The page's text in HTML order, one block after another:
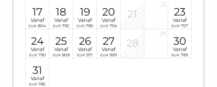
17
Vanaf
EUR 804
18
Vanaf
EUR 792
19
Vanaf
EUR 786
20
Vanaf
EUR 794
21
22
23
Vanaf
EUR 757
24
Vanaf
EUR 790
25
Vanaf
EUR 808
26
Vanaf
EUR 971
27
Vanaf
EUR 999
28
29
30
Vanaf
EUR 789
31
Vanaf
EUR 785